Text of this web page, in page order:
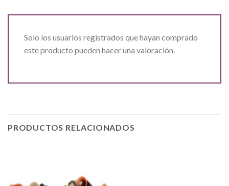
Solo los usuarios registrados que hayan comprado
este producto pueden hacer una valoración.
PRODUCTOS RELACIONADOS